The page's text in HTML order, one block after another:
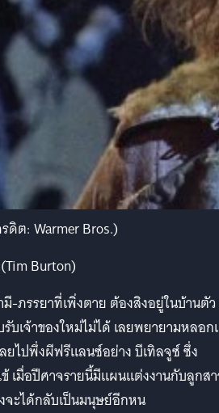
ดิต: Warmer Bros.)
Burton)
-ภรรยาที่เพิ่งตาย ต้องสิงอยู่ในบ้านตัว
บเจ้าของใหม่ไม่ได้ เลยพยายามหลอ
ยไปพึ่งผีฟรีแลนซ์อย่าง บีเทิลจูซ์ ซึ่ง
ข้ เมื่อปีศาจรายนี้มีแผนแต่งงานกับลูกส
จะได้กลับเป็นมนุษย์อีกหน